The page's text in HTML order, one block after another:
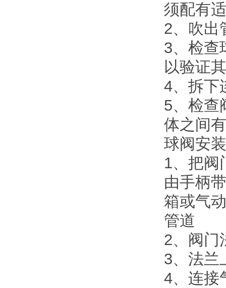
须配有
2、吹出
3、检查
以验证
4、拆下
5、检查
体之间
球阀安装
1、把阀
由手柄
箱或气
管道
2、阀门
3、法兰
4、连接